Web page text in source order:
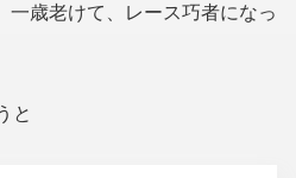
一歳老けて、レース巧者になっ
と